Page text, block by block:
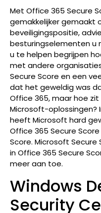
Met Office 365 Secure
gemakkelijker gemaakt
beveiligingspositie,
besturingselementen u
u te helpen begrijpen
met andere
Secure Score en een
dat het geweldig was
Office 365, maar hoe
Microsoft-oplossingen?
heeft Microsoft hard
Office 365 Secure
Score. Microsoft
in Office 365 Secure
meer aan toe.
Windows
Security